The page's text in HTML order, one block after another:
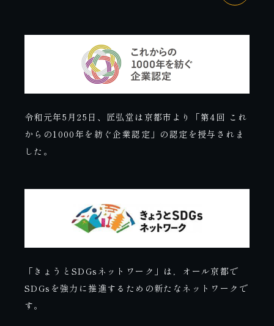
令和元年5月25日、匠弘堂は京都市より「第4回 これ
からの1000年を紡ぐ企業認定」の認定を授与されま
した。
「きょうとSDGsネットワーク」は，オール京都で
SDGsを強力に推進するための新たなネットワークで
す。